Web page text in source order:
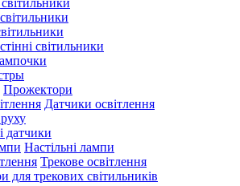
світильники
Прожектори
Датчики освітлення
датчики
Настільні лампи
Трекове освітлення
для трекових світильників